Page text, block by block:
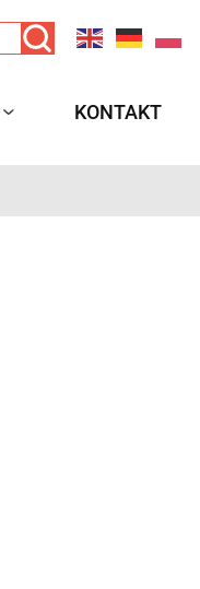
KONTAKT